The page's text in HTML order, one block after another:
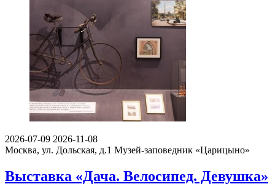
2026-07-09 2026-11-08
Москва, ул. Дольская, д.1 Музей-заповедник «Царицыно»
Выставка «Дача. Велосипед. Девушка»